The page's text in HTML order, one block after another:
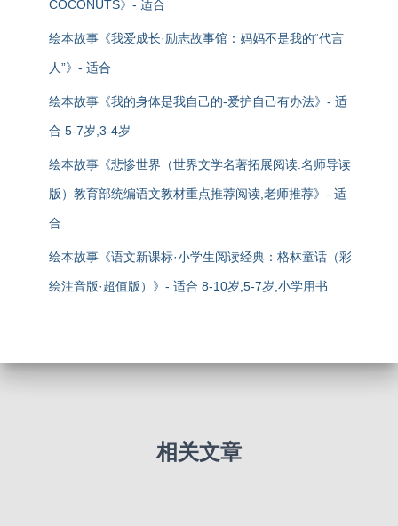
COCONUTS》- 适合
绘本故事《我爱成长·励志故事馆：妈妈不是我的“代言
人”》- 适合
绘本故事《我的身体是我自己的-爱护自己有办法》- 适
合 5-7岁,3-4岁
绘本故事《悲惨世界（世界文学名著拓展阅读:名师导读
版）教育部统编语文教材重点推荐阅读,老师推荐》- 适
合
绘本故事《语文新课标·小学生阅读经典：格林童话（彩
绘注音版·超值版）》- 适合 8-10岁,5-7岁,小学用书
相关文章